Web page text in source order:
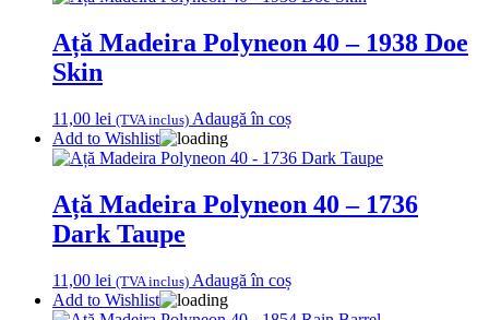
Ață Madeira Polyneon 40 – 1938 Doe
Skin
11,00 lei (TVA inclus) Adaugă în coș
Add to Wishlist
Ață Madeira Polyneon 40 – 1736
Dark Taupe
11,00 lei (TVA inclus) Adaugă în coș
Add to Wishlist